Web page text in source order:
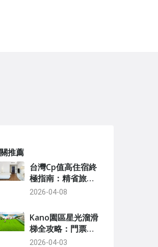
推薦
台灣Cp值高住宿終
極指南：精省旅行
不踩雷的實戰攻略
2026-04-08
Kano園區星光溜滑
梯全攻略：門票交
通、夜間體驗與玩
2026-04-03